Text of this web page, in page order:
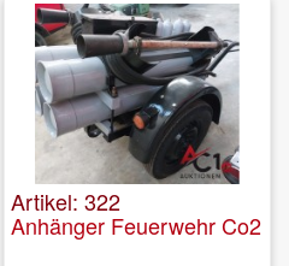
Artikel: 322
Anhänger Feuerwehr Co2